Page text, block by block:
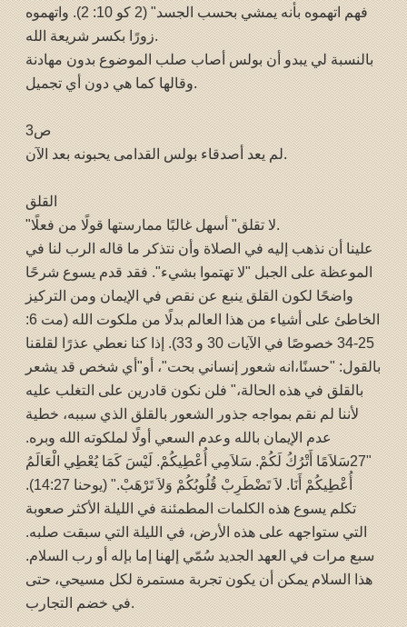
فهم اتهموه بأنه يمشي بحسب الجسد" (2 كو 10: 2). واتهموه
زورًا بكسر شريعة الله.
بالنسبة لي يبدو أن بولس أصاب صلب الموضوع بدون مهادنة
وقالها كما هي دون أي تجميل.
ص3
لم يعد أصدقاء بولس القدامى يحبونه بعد الآن.
القلق
"لا تقلق" أسهل غالبًا ممارستها قولًا من فعلًا.
علينا أن نذهب إليه في الصلاة وأن نتذكر ما قاله الرب لنا في
الموعظة على الجبل "لا تهتموا بشيء". فقد قدم يسوع شرحًا
واضحًا لكون القلق ينبع عن نقص في الإيمان ومن التركيز
الخاطئ على أشياء من هذا العالم بدلًا من ملكوت الله (مت 6:
25-34 خصوصًا في الآيات 30 و 33). إذا كنا نعطي عذرًا لقلقنا
بالقول: "حسنًا،انه شعور إنساني بحت"، أو"أي شخص قد يشعر
بالقلق في هذه الحالة،" فلن نكون قادرين على التغلب عليه
لأننا لم نقم بمواجه جذور الشعور بالقلق الذي سببه، خطية
عدم الإيمان بالله وعدم السعي أولًا لملكوته الله وبره.
"27سَلاَمًا أَتْرُكُ لَكُمْ. سَلاَمِي أُعْطِيكُمْ. لَيْسَ كَمَا يُعْطِي الْعَالَمُ
أُعْطِيكُمْ أَنَا. لاَ تَضْطَرِبْ قُلُوبُكُمْ وَلاَ تَرْهَبْ." (يوحنا 14:27).
تكلم يسوع هذه الكلمات المطمئنة في الليلة الأكثر صعوبة
التي ستواجهه على هذه الأرض، في الليلة التي سبقت صلبه.
سبع مرات في العهد الجديد سُمّي إلهنا إما بإله أو رب السلام.
هذا السلام يمكن أن يكون تجربة مستمرة لكل مسيحي، حتى
في خضم التجارب.